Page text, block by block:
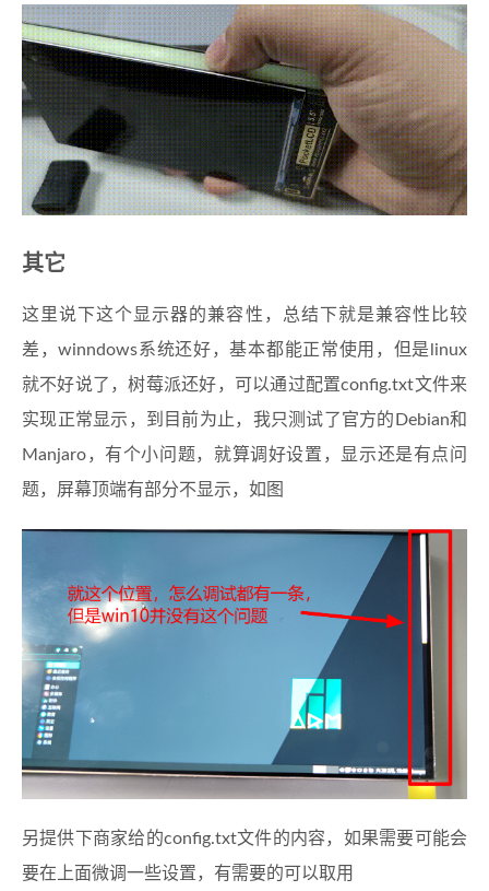
其它
这里说下这个显示器的兼容性，总结下就是兼容性比较
差，winndows系统还好，基本都能正常使用，但是linux
就不好说了，树莓派还好，可以通过配置config.txt文件来
实现正常显示，到目前为止，我只测试了官方的Debian和
Manjaro，有个小问题，就算调好设置，显示还是有点问
题，屏幕顶端有部分不显示，如图
另提供下商家给的config.txt文件的内容，如果需要可能会
要在上面微调一些设置，有需要的可以取用